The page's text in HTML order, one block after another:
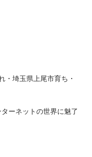
・埼玉県上尾市育ち・
ーネットの世界に魅了